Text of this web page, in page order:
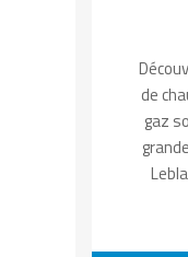
de
gaz